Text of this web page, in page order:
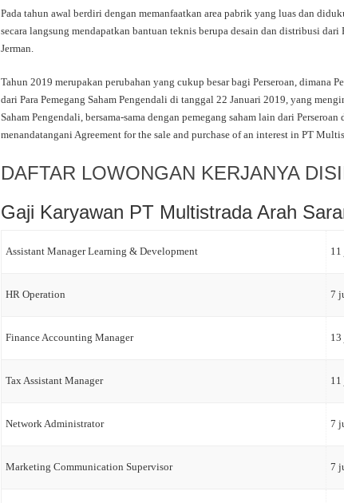
Pada tahun awal berdiri dengan memanfaatkan area pabrik yang luas dan
secara langsung mendapatkan bantuan teknis berupa desain dan distribusi
Jerman.
Tahun 2019 merupakan perubahan yang cukup besar bagi Perseroan, dimana
dari Para Pemegang Saham Pengendali di tanggal 22 Januari 2019, yang
Saham Pengendali, bersama-sama dengan pemegang saham lain dari
menandatangani Agreement for the sale and purchase of an interest in PT
DAFTAR LOWONGAN KERJANYA
Gaji Karyawan PT Multistrada Arah
Assistant Manager Learning & Development
HR Operation 7
Finance Accounting Manager
Tax Assistant Manager
Network Administrator 7
Marketing Communication Supervisor 7